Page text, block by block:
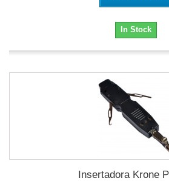
In Stock
Insertadora Krone